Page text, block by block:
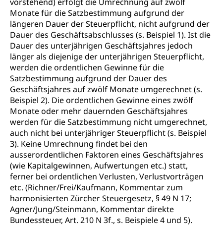
Monate für die Satzbestimmung aufgrund der
längeren Dauer der Steuerpflicht, nicht aufgrund der
Dauer des Geschäftsabschlusses (s. Beispiel 1). Ist die
Dauer des unterjährigen Geschäftsjahres jedoch
länger als diejenige der unterjährigen Steuerpflicht,
werden die ordentlichen Gewinne für die
Satzbestimmung aufgrund der Dauer des
Geschäftsjahres auf zwölf Monate umgerechnet (s.
Beispiel 2). Die ordentlichen Gewinne eines zwölf
Monate oder mehr dauernden Geschäftsjahres
werden für die Satzbestimmung nicht umgerechnet,
auch nicht bei unterjähriger Steuerpflicht (s. Beispiel
3). Keine Umrechnung findet bei den
ausserordentlichen Faktoren eines Geschäftsjahres
(wie Kapitalgewinnen, Aufwertungen etc.) statt,
ferner bei ordentlichen Verlusten, Verlustvorträgen
etc. (Richner/Frei/Kaufmann, Kommentar zum
harmonisierten Zürcher Steuergesetz, § 49 N 17;
Agner/Jung/Steinmann, Kommentar direkte
Bundessteuer, Art. 210 N 3f., s. Beispiele 4 und 5).